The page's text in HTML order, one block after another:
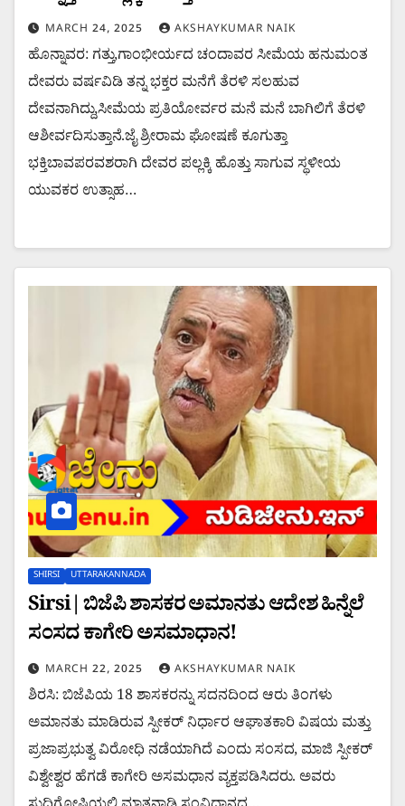
MARCH 24, 2025 AKSHAYKUMAR NAIK
ಹೊನ್ನಾವರ: ಗತ್ತು,ಗಾಂಭೀರ್ಯದ ಚಂದಾವರ ಸೀಮೆಯ ಹನುಮಂತ
ದೇವರು ವರ್ಷವಿಡಿ ತನ್ನ ಭಕ್ತರ ಮನೆಗೆ ತೆರಳಿ ಸಲಹುವ
ದೇವನಾಗಿದ್ದು,ಸೀಮೆಯ ಪ್ರತಿಯೋರ್ವರ ಮನೆ ಮನೆ ಬಾಗಿಲಿಗೆ ತೆರಳಿ
ಆಶೀರ್ವದಿಸುತ್ತಾನೆ.ಜೈ ಶ್ರೀರಾಮ ಘೋಷಣೆ ಕೂಗುತ್ತಾ
ಭಕ್ತಿಬಾವಪರವಶರಾಗಿ ದೇವರ ಪಲ್ಲಕ್ಕಿ ಹೊತ್ತು ಸಾಗುವ ಸ್ಥಳೀಯ
ಯುವಕರ ಉತ್ಸಾಹ…
SHIRSI UTTARAKANNADA
Sirsi| ಬಿಜೆಪಿ ಶಾಸಕರ ಅಮಾನತು ಆದೇಶ ಹಿನ್ನೆಲೆ
ಸಂಸದ ಕಾಗೇರಿ ಅಸಮಾಧಾನ!
MARCH 22, 2025 AKSHAYKUMAR NAIK
ಶಿರಸಿ: ಬಿಜೆಪಿಯ 18 ಶಾಸಕರನ್ನು ಸದನದಿಂದ ಆರು ತಿಂಗಳು
ಅಮಾನತು ಮಾಡಿರುವ ಸ್ಪೀಕರ್ ನಿರ್ಧಾರ ಆಘಾತಕಾರಿ ವಿಷಯ ಮತ್ತು
ಪ್ರಜಾಪ್ರಭುತ್ವ ವಿರೋಧಿ ನಡೆಯಾಗಿದೆ ಎಂದು ಸಂಸದ, ಮಾಜಿ ಸ್ಪೀಕರ್‌
ವಿಶ್ವೇಶ್ವರ ಹೆಗಡೆ ಕಾಗೇರಿ ಅಸಮಧಾನ ವ್ಯಕ್ತಪಡಿಸಿದರು. ಅವರು